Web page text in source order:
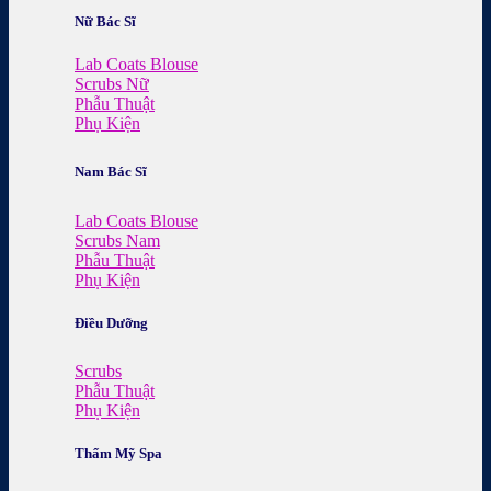
Nữ Bác Sĩ
Lab Coats Blouse
Scrubs Nữ
Phẫu Thuật
Phụ Kiện
Nam Bác Sĩ
Lab Coats Blouse
Scrubs Nam
Phẫu Thuật
Phụ Kiện
Điều Dưỡng
Scrubs
Phẫu Thuật
Phụ Kiện
Thẩm Mỹ Spa